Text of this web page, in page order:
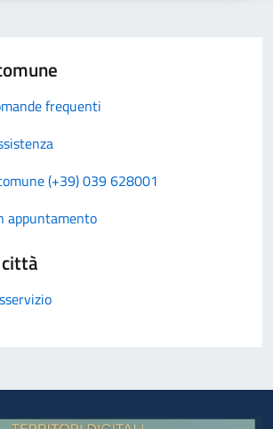
frequenti
(+39) 039 628001
appuntamento